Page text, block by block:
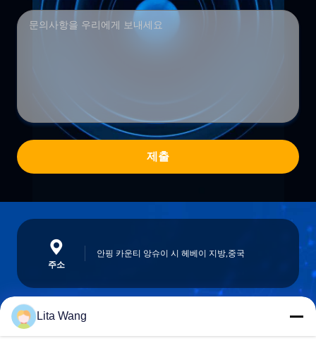
제출
주소
안핑 카운티 앙슈이 시 헤베이 지방,중국
lita@screenmeshnet.com
Lita Wang